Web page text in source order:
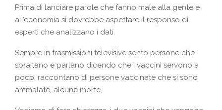
Prima di lanciare parole che fanno male alla gente e
all’economia si dovrebbe aspettare il responso di
esperti che analizzano i dati.
Sempre in trasmissioni televisive sento persone che
sbraitano e parlano dicendo che i vaccini servono a
poco, raccontano di persone vaccinate che si sono
ammalate, alcune morte.